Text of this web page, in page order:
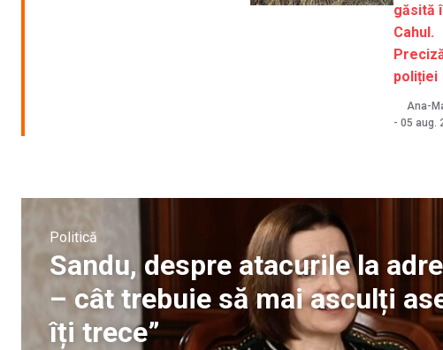
găsită
Cahul.
poliției
Ana-
- 05 aug.
Politică
Sandu, despre atacurile la
– cât trebuie să mai asculți
îți trece”